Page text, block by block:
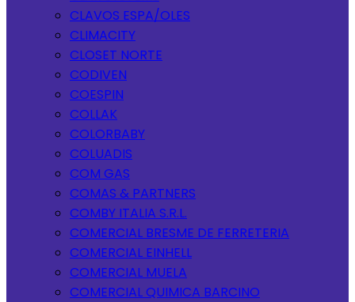
CLAVOS ESPA/OLES
CLIMACITY
CLOSET NORTE
CODIVEN
COESPIN
COLLAK
COLORBABY
COLUADIS
COM GAS
COMAS & PARTNERS
COMBY ITALIA S.R.L.
COMERCIAL BRESME DE FERRETERIA
COMERCIAL EINHELL
COMERCIAL MUELA
COMERCIAL QUIMICA BARCINO